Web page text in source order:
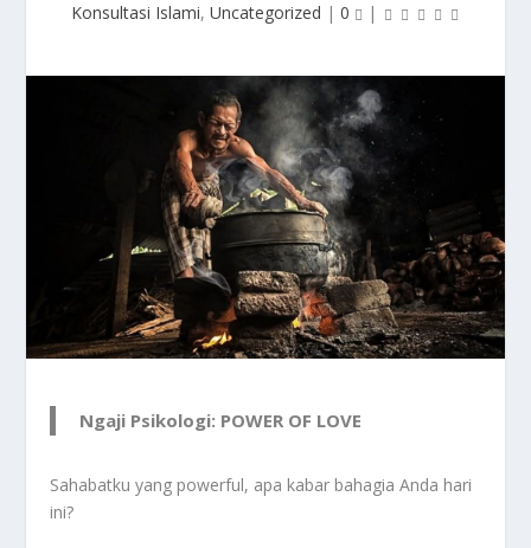
Konsultasi Islami, Uncategorized | 0 |
Ngaji Psikologi: POWER OF LOVE
Sahabatku yang powerful, apa kabar bahagia Anda hari
ini?